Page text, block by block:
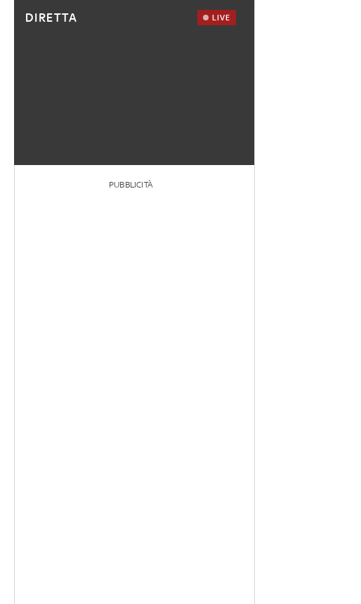
DIRETTA LIVE
PUBBLICITÀ